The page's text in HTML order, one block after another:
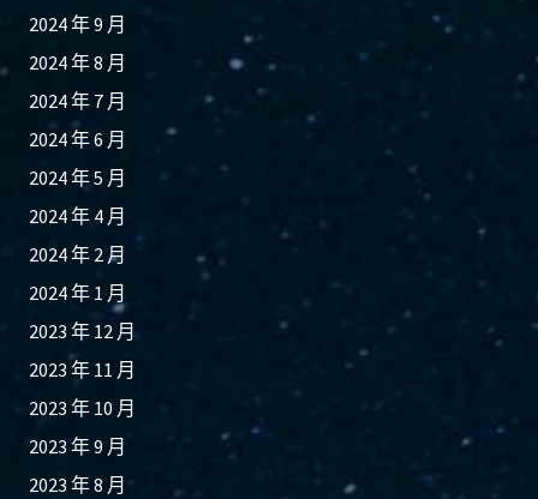
2024 年 9 月
2024 年 8 月
2024 年 7 月
2024 年 6 月
2024 年 5 月
2024 年 4 月
2024 年 2 月
2024 年 1 月
2023 年 12 月
2023 年 11 月
2023 年 10 月
2023 年 9 月
2023 年 8 月